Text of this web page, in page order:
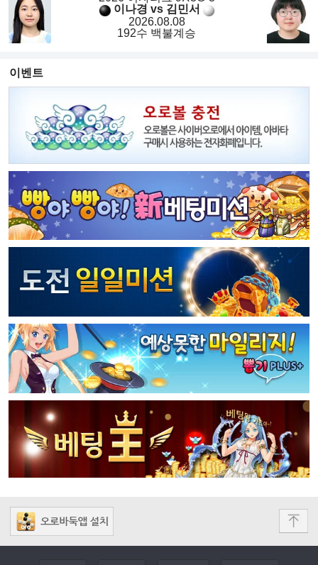
이나경 vs 김민서
2026.08.08
192수 백불계승
이벤트